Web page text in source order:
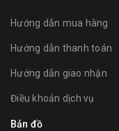
Hướng dẫn mua hàng
Hướng dẫn thanh toán
Hướng dẫn giao nhận
Điều khoản dịch vụ
Bản đồ